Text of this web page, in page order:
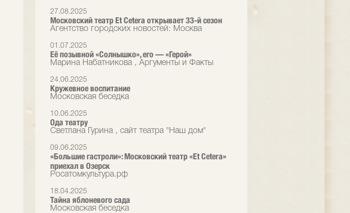
27.08.2025
Московский театр Et Cetera открывает 33-й сезон
Агентство городских новостей: Москва
01.07.2025
Её позывной «Солнышко», его — «Герой»
Марина Набатникова , Аргументы и Факты
24.06.2025
Кружевное воспитание
Московская беседка
10.06.2025
Ода театру
Светлана Гурина , сайт театра "Наш дом"
09.06.2025
«Большие гастроли»: Московский театр «Et Cetera»
приехал в Озерск
Росатомкультура.рф
18.04.2025
Тайна яблоневого сада
Московская беседка